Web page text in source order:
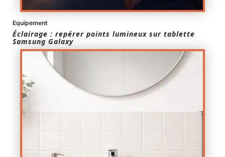
Equipement
Éclairage : repérer points lumineux sur tablette
Samsung Galaxy